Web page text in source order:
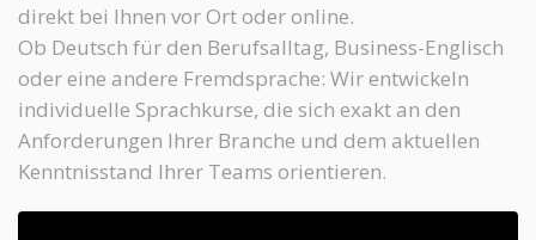
direkt bei Ihnen vor Ort oder online.
Ob Deutsch für den Berufsalltag, Business-Englisch
oder eine andere Fremdsprache: Wir entwickeln
individuelle Sprachkurse, die sich exakt an den
Anforderungen Ihrer Branche und dem aktuellen
Kenntnisstand Ihrer Teams orientieren.